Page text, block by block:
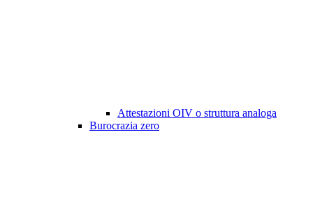
Attestazioni OIV o struttura analoga
Burocrazia zero